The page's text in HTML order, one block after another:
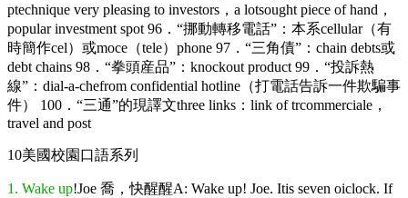
ptechnique very pleasing to investors，a lotsought piece of hand，
popular investment spot 96．“挪動轉移電話”：本系cellular（有
時簡作cel）或moce（tele）phone 97．“三角債”：chain debts或
debt chains 98．“拳頭産品”：knockout product 99．“投訴熱
線”：dial-a-chefrom confidential hotline（打電話告訴一件欺騙事
件） 100．“三通”的現譯文three links：link of trcommerciale，
travel and post
10美國校園口語系列
1. Wake up!Joe 喬，快醒醒A: Wake up! Joe. Itis seven oiclock. If